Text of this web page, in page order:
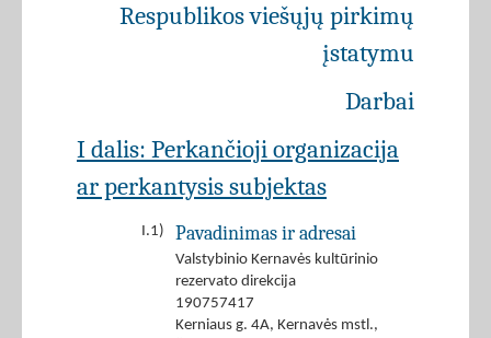
Respublikos viešųjų pirkimų
įstatymu
Darbai
I dalis: Perkančioji organizacija
ar perkantysis subjektas
I.1) Pavadinimas ir adresai
Valstybinio Kernavės kultūrinio
rezervato direkcija
190757417
Kerniaus g. 4A, Kernavės mstl.,